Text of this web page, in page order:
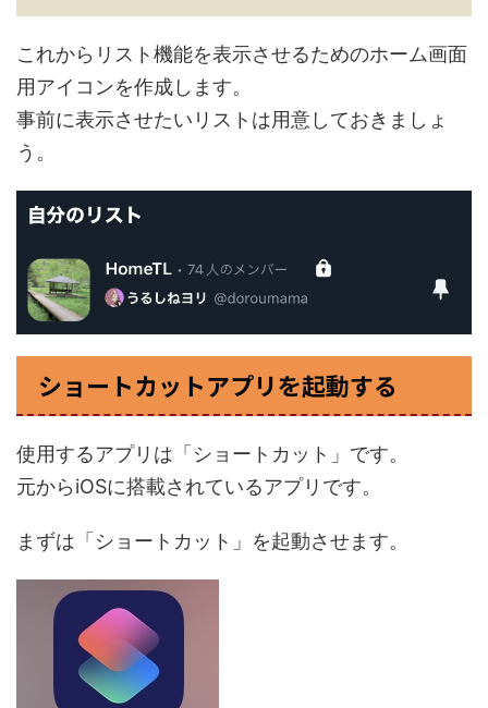
これからリスト機能を表示させるためのホーム画面
用アイコンを作成します。
事前に表示させたいリストは用意しておきましょ
う。
ショートカットアプリを起動する
使用するアプリは「ショートカット」です。
元からiOSに搭載されているアプリです。
まずは「ショートカット」を起動させます。